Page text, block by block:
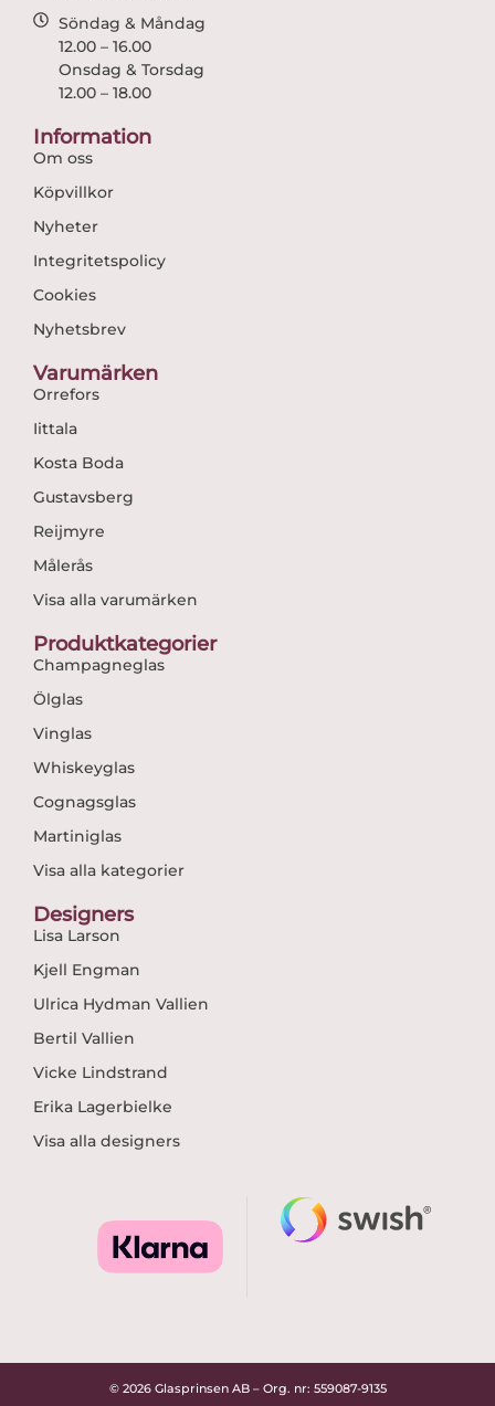
Söndag & Måndag
12.00 – 16.00
Onsdag & Torsdag
12.00 – 18.00
Information
Om oss
Köpvillkor
Nyheter
Integritetspolicy
Cookies
Nyhetsbrev
Varumärken
Orrefors
Iittala
Kosta Boda
Gustavsberg
Reijmyre
Målerås
Visa alla varumärken
Produktkategorier
Champagneglas
Ölglas
Vinglas
Whiskeyglas
Cognagsglas
Martiniglas
Visa alla kategorier
Designers
Lisa Larson
Kjell Engman
Ulrica Hydman Vallien
Bertil Vallien
Vicke Lindstrand
Erika Lagerbielke
Visa alla designers
© 2026 Glasprinsen AB – Org. nr: 559087-9135